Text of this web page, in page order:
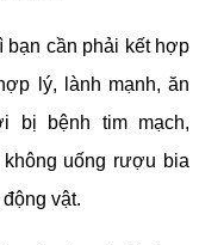
bạn cần phải kết hợp
lý, lành mạnh, ăn
bị bệnh tim mạch,
uống rượu bia
vật.